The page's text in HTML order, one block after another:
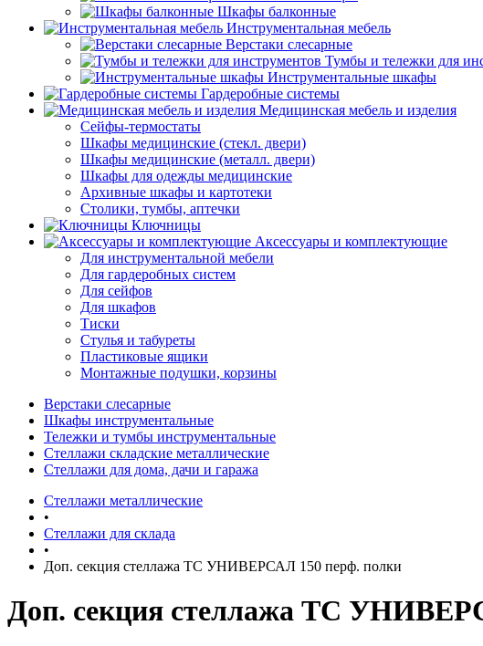
Шкафы балконные
Инструментальная мебель
Верстаки слесарные
Тумбы и тележки для
Инструментальные шкафы
Гардеробные системы
Медицинская мебель и изделия
Сейфы-термостаты
Шкафы медицинские (стекл. двери)
Шкафы медицинские (металл. двери)
Шкафы для одежды медицинские
Архивные шкафы и картотеки
Столики, тумбы, аптечки
Ключницы
Аксессуары и комплектующие
Для инструментальной мебели
Для гардеробных систем
Для сейфов
Для шкафов
Тиски
Стулья и табуреты
Пластиковые ящики
Монтажные подушки, корзины
Верстаки слесарные
Шкафы инструментальные
Тележки и тумбы инструментальные
Стеллажи складские металлические
Стеллажи для дома, дачи и гаража
Стеллажи металлические
•
Стеллажи для склада
•
Доп. секция стеллажа ТС УНИВЕРСАЛ 150 перф. полки
Доп. секция стеллажа ТС